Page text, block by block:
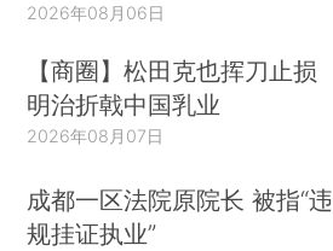
2026年08月06日
【商圈】松田克也挥刀止损
明治折戟中国乳业
2026年08月07日
成都一区法院原院长 被指“违
规挂证执业”